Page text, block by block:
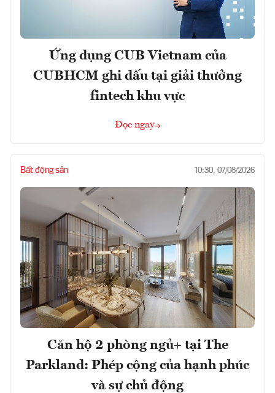
Ứng dụng CUB Vietnam của
CUBHCM ghi dấu tại giải thưởng
fintech khu vực
Đọc ngay
Bất động sản 10:30, 07/08/2026
Căn hộ 2 phòng ngủ+ tại The
Parkland: Phép cộng của hạnh phúc
và sự chủ động